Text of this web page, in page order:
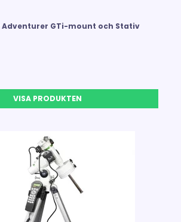
Adventurer GTi-mount och Stativ
VISA PRODUKTEN